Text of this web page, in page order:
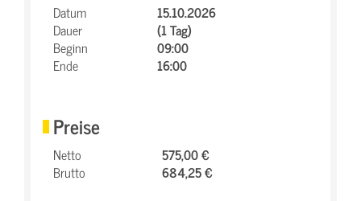
Datum
15.10.2026
Dauer
(1 Tag)
Beginn
09:00
Ende
16:00
Preise
Netto
575,00 €
Brutto
684,25 €